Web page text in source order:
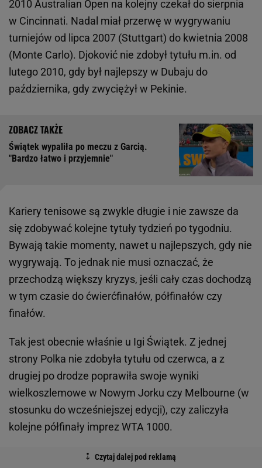
2010 Australian Open na kolejny czekał do sierpnia
w Cincinnati. Nadal miał przerwę w wygrywaniu
turniejów od lipca 2007 (Stuttgart) do kwietnia 2008
(Monte Carlo). Djoković nie zdobył tytułu m.in. od
lutego 2010, gdy był najlepszy w Dubaju do
października, gdy zwyciężył w Pekinie.
Świątek wypaliła po meczu z Garcią.
"Bardzo łatwo i przyjemnie"
Kariery tenisowe są zwykle długie i nie zawsze da
się zdobywać kolejne tytuły tydzień po tygodniu.
Bywają takie momenty, nawet u najlepszych, gdy nie
wygrywają. To jednak nie musi oznaczać, że
przechodzą większy kryzys, jeśli cały czas dochodzą
w tym czasie do ćwierćfinałów, półfinałów czy
finałów.
Tak jest obecnie właśnie u Igi Świątek. Z jednej
strony Polka nie zdobyła tytułu od czerwca, a z
drugiej po drodze poprawiła swoje wyniki
wielkoszlemowe w Nowym Jorku czy Melbourne (w
stosunku do wcześniejszej edycji), czy zaliczyła
kolejne półfinały imprez WTA 1000.